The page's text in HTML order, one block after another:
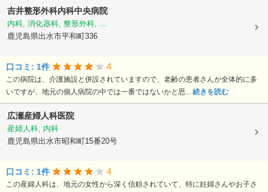
吉井整形外科内科中央病院
内科, 消化器科, 整形外科, ...
鹿児島県出水市平和町336
口コミ: 1件 4
この病院は、介護施設と併設されていますので、老齢の患者さんが全体的に多
いですが、地元の個人病院の中では一番ではないかと思... 続きを読む
広瀬産婦人科医院
産婦人科, 内科
鹿児島県出水市昭和町15番20号
口コミ: 1件 4
この産婦人科は、地元の女性から深く信頼されていて、特に妊婦さんやお子さ